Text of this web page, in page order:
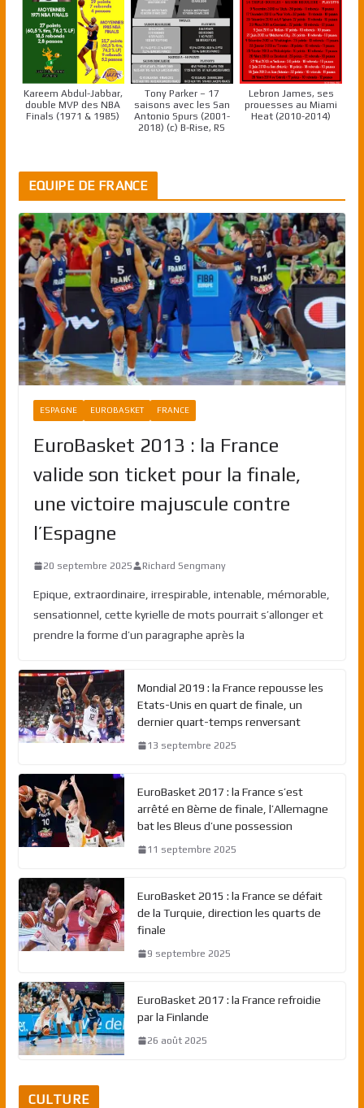
Kareem Abdul-Jabbar,
double MVP des NBA
Finals (1971 & 1985)
Tony Parker – 17
saisons avec les San
Antonio Spurs (2001-
2018) (c) B-Rise, RS
Lebron James, ses
prouesses au Miami
Heat (2010-2014)
EQUIPE DE FRANCE
ESPAGNE EUROBASKET FRANCE
EuroBasket 2013 : la France
valide son ticket pour la finale,
une victoire majuscule contre
l’Espagne
20 septembre 2025 Richard Sengmany
Epique, extraordinaire, irrespirable, intenable, mémorable,
sensationnel, cette kyrielle de mots pourrait s’allonger et
prendre la forme d’un paragraphe après la
Mondial 2019 : la France repousse les
Etats-Unis en quart de finale, un
dernier quart-temps renversant
13 septembre 2025
EuroBasket 2017 : la France s’est
arrêté en 8ème de finale, l’Allemagne
bat les Bleus d’une possession
11 septembre 2025
EuroBasket 2015 : la France se défait
de la Turquie, direction les quarts de
finale
9 septembre 2025
EuroBasket 2017 : la France refroidie
par la Finlande
26 août 2025
CULTURE